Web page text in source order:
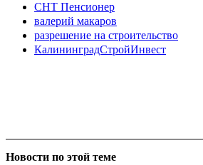
СНТ Пенсионер
валерий макаров
разрешение на строительство
КалининградСтройИнвест
Новости по этой теме